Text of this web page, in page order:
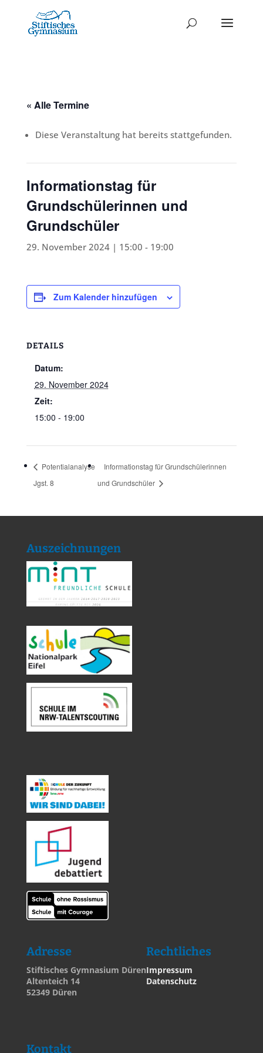
« Alle Termine
Diese Veranstaltung hat bereits stattgefunden.
Informationstag für
Grundschülerinnen und
Grundschüler
29. November 2024 | 15:00 - 19:00
Zum Kalender hinzufügen
DETAILS
Datum:
29. November 2024
Zeit:
15:00 - 19:00
Potentialanalyse
Jgst. 8
Informationstag für Grundschülerinnen
und Grundschüler
Auszeichnungen
Adresse
Stiftisches Gymnasium Düren
Altenteich 14
52349 Düren
Rechtliches
Impressum
Datenschutz
Kontakt